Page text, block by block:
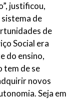
justificou,
de
de
Social era
do ensino,
tem de se
novos
Seja em